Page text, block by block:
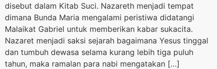
disebut dalam Kitab Suci. Nazareth menjadi tempat
dimana Bunda Maria mengalami peristiwa didatangi
Malaikat Gabriel untuk memberikan kabar sukacita.
Nazaret menjadi saksi sejarah bagaimana Yesus tinggal
dan tumbuh dewasa selama kurang lebih tiga puluh
tahun, maka ramalan para nabi mengatakan […]